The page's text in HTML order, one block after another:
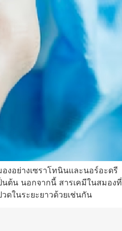
งอย่างเซราโทนินและนอร์อะดรี
นต้น นอกจากนี้ สารเคมีในสมองที่
ดในระยะยาวด้วยเช่นกัน